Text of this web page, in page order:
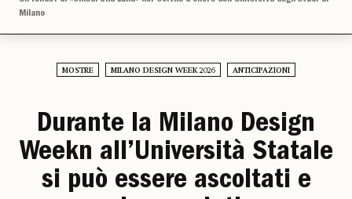
Milano
MOSTRE MILANO DESIGN WEEK 2026 ANTICIPAZIONI
Durante la Milano Design
Weekn all’Università Statale
si può essere ascoltati e